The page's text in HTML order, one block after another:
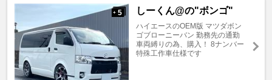
+ 5 しーくん@の"ボンゴ"
ハイエースのOEM版 マツダボン
ゴブローニーバン 勤務先の通勤
車両縛りの為、購入！ 8ナンバー
特殊工作車仕様です